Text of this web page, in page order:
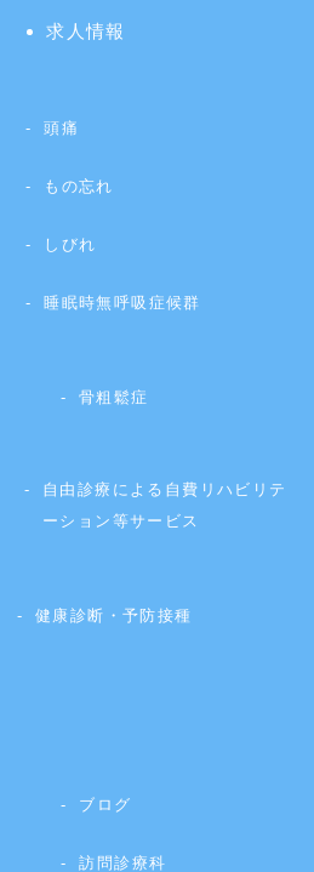
求人情報
頭痛
もの忘れ
しびれ
睡眠時無呼吸症候群
骨粗鬆症
自由診療による自費リハビリテ
ーション等サービス
健康診断・予防接種
ブログ
訪問診療科